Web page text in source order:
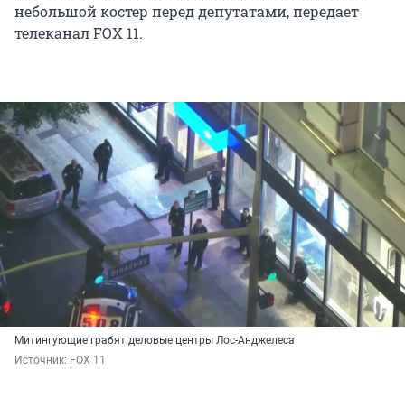
небольшой костер перед депутатами, передает
телеканал FOX 11.
Митингующие грабят деловые центры Лос-Анджелеса
Источник: FOX 11